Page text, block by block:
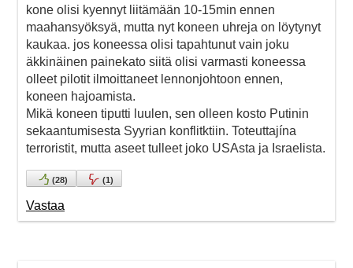
kone olisi kyennyt liitämään 10-15min ennen
maahansyöksyä, mutta nyt koneen uhreja on löytynyt
kaukaa. jos koneessa olisi tapahtunut vain joku
äkkinäinen painekato siitä olisi varmasti koneessa
olleet pilotit ilmoittaneet lennonjohtoon ennen,
koneen hajoamista.
Mikä koneen tiputti luulen, sen olleen kosto Putinin
sekaantumisesta Syyrian konflitktiin. Toteuttajína
terroristit, mutta aseet tulleet joko USAsta ja Israelista.
(28) (1)
Vastaa